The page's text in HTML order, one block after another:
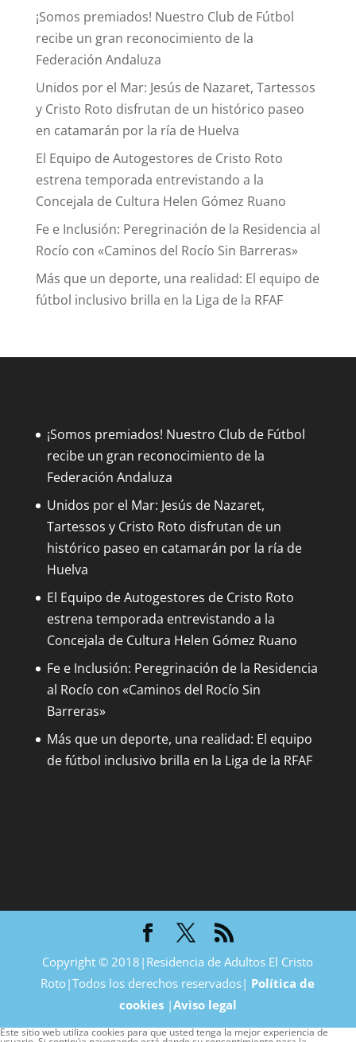
¡Somos premiados! Nuestro Club de Fútbol
recibe un gran reconocimiento de la
Federación Andaluza
Unidos por el Mar: Jesús de Nazaret, Tartessos
y Cristo Roto disfrutan de un histórico paseo
en catamarán por la ría de Huelva
El Equipo de Autogestores de Cristo Roto
estrena temporada entrevistando a la
Concejala de Cultura Helen Gómez Ruano
Fe e Inclusión: Peregrinación de la Residencia al
Rocío con «Caminos del Rocío Sin Barreras»
Más que un deporte, una realidad: El equipo de
fútbol inclusivo brilla en la Liga de la RFAF
¡Somos premiados! Nuestro Club de Fútbol
recibe un gran reconocimiento de la
Federación Andaluza
Unidos por el Mar: Jesús de Nazaret,
Tartessos y Cristo Roto disfrutan de un
histórico paseo en catamarán por la ría de
Huelva
El Equipo de Autogestores de Cristo Roto
estrena temporada entrevistando a la
Concejala de Cultura Helen Gómez Ruano
Fe e Inclusión: Peregrinación de la Residencia
al Rocío con «Caminos del Rocío Sin
Barreras»
Más que un deporte, una realidad: El equipo
de fútbol inclusivo brilla en la Liga de la RFAF
Copyright © 2018|Residencia de Adultos El Cristo
Roto|Todos los derechos reservados| Política de
cookies|Aviso legal
Este sitio web utiliza cookies para que usted tenga la mejor experiencia de